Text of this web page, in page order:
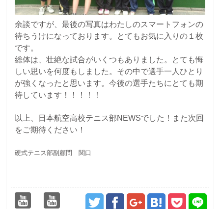
余談ですが、最後の写真はわたしのスマートフォンの
待ちうけになっております。とてもお気に入りの１枚
です。
総体は、壮絶な試合がいくつもありました。とても悔
しい思いを何度もしました。その中で選手一人ひとり
が強くなったと思います。今後の選手たちにとても期
待しています！！！！！
以上、日本航空高校テニス部NEWSでした！また次回
をご期待ください！
硬式テニス部副顧問 関口